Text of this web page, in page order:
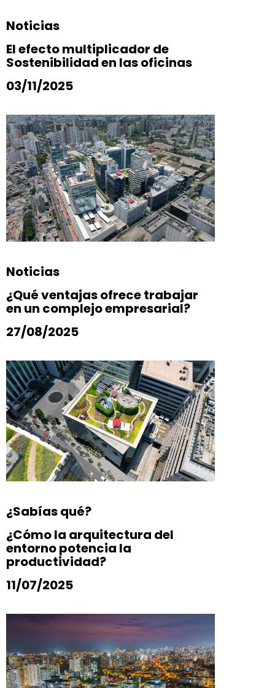
Noticias
El efecto multiplicador de
Sostenibilidad en las oficinas
03/11/2025
Noticias
¿Qué ventajas ofrece trabajar
en un complejo empresarial?
27/08/2025
¿Sabías qué?
¿Cómo la arquitectura del
entorno potencia la
productividad?
11/07/2025